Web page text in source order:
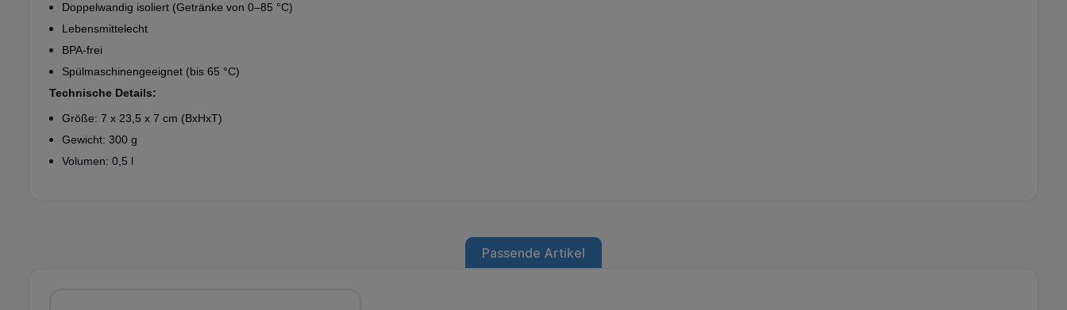
Doppelwandig isoliert (Getränke von 0–85 °C)
Lebensmittelecht
BPA-frei
Spülmaschinengeeignet (bis 65 °C)
Technische Details:
Größe: 7 x 23,5 x 7 cm (BxHxT)
Gewicht: 300 g
Volumen: 0,5 l
Passende Artikel